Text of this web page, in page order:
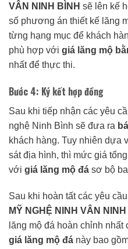
VÂN NINH BÌNH sẽ lên kế
số phương án thiết kế lăng
từng hạng mục để khách
phù hợp với giá lăng mộ
nhất để thực thi.
Bước 4: Ký kết hợp đồng
Sau khi tiếp nhận các yêu
nghệ Ninh Bình sẽ đưa ra
khách hàng. Tuy nhiên dựa
sát địa hình, thì mức giá
với giá lăng mộ đá sơ bộ
Sau khi hoàn tất các yêu
MỸ NGHỆ NINH VÂN NINH
lăng mộ đá hoàn chỉnh nhất
giá lăng mộ đá này bao